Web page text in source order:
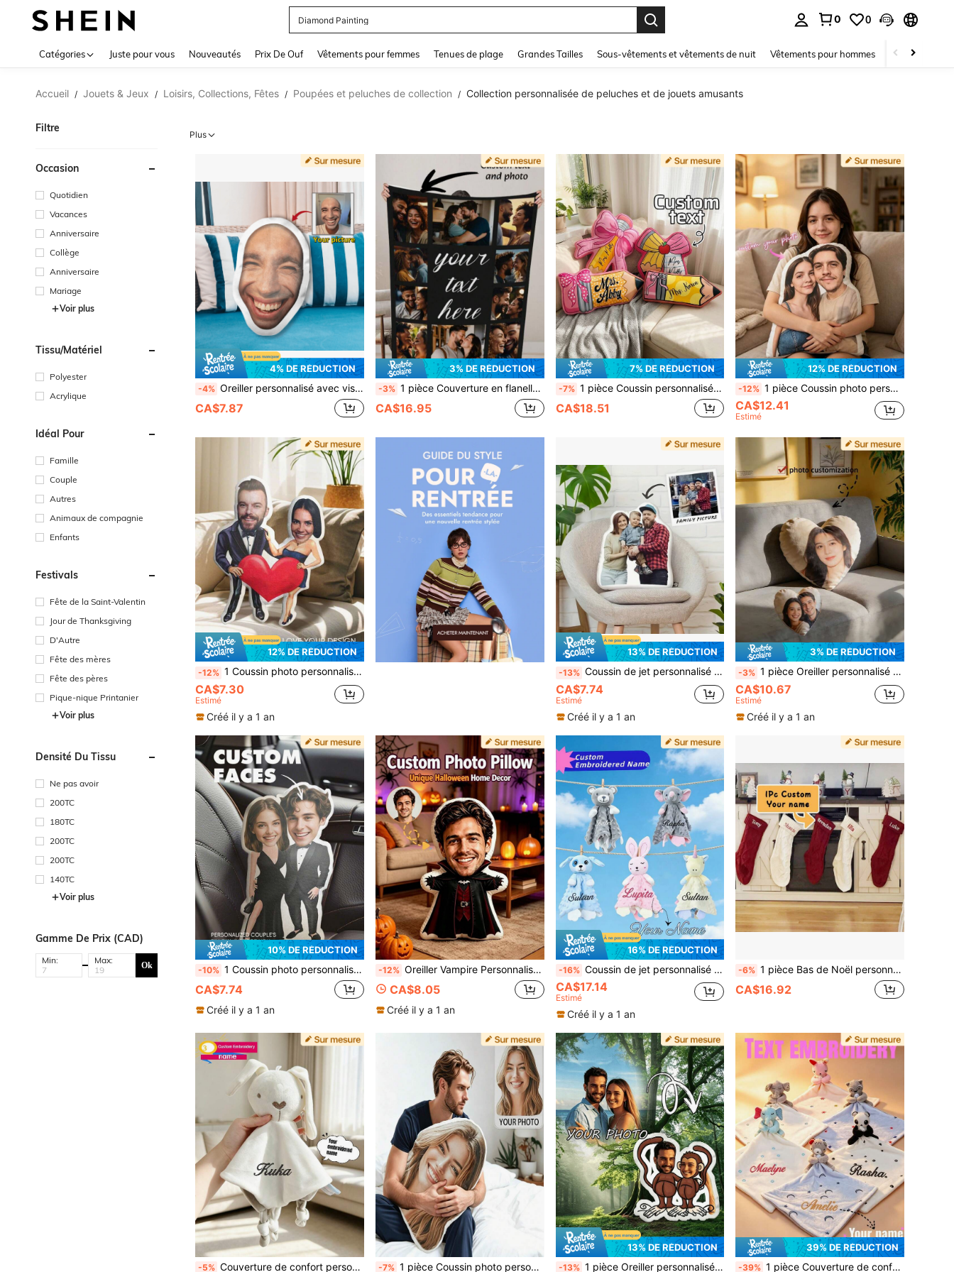
Blouse Femme Chic
0 0
Catégories Juste pour vous Nouveautés Prix De Ouf Vêtements pour femmes Tenues de plage Grandes Tailles Sous-vêtements et vêtements de nuit Vêtements pour hommes Enfants
Accueil / Jouets & Jeux / Loisirs, Collections, Fêtes / Poupées et peluches de collection / Collection personnalisée de peluches et de jouets amusants
Filtre
Occasion
Quotidien
Vacances
Anniversaire
Collège
Anniversaire
Mariage
Voir plus
Tissu/matériel
Polyester
Acrylique
Idéal Pour
Famille
Couple
Autres
Animaux de compagnie
Enfants
Festivals
Fête de la Saint-Valentin
Jour de Thanksgiving
D'Autre
Fête des mères
Fête des pères
Pique-nique Printanier
Voir plus
Densité Du Tissu
Ne pas avoir
200TC
180TC
200TC
200TC
140TC
Voir plus
Gamme De Prix (CAD)
Min: Max: Ok
Plus
4% DE RÉDUCTION
-4% Oreiller personnalisé avec visage - Cet oreiller photo personnalisé et humoristique présente un portrait réaliste et est le cadeau amusant parfait pour les anniversaires, la Saint-Valentin, Noël, Halloween et Thanksgiving. Disponible en plusieurs tailles, il peut être utilisé comme oreiller décoratif ou personnalisé avec des portraits d'animaux de compagnie et des portraits personnalisés, ce qui en fait un cadeau véritablement divertissant.
CA$7.87
3% DE RÉDUCTION
-3% 1 pièce Couverture en flanelle personnalisée avec plusieurs photos, noms et images personnalisés, couverture photo imprimée HD personnalisée, personnalisez votre texte, couverture commémorative, excellent cadeau de fête réutilisable, cadeaux personnalisés exquis pour enfants, cadeaux idéaux pour lui, elle, la famille, les amis, les enfants, les étudiants pour l'automne/l'hiver. Couverture personnalisée adorable, colorée, amusante, personnalisée, unique, idéale pour elle, collection de peluches et de peluches personnalisées, chic de rue décontracté, mini-trucs
CA$16.95
7% DE RÉDUCTION
-7% 1 pièce Coussin personnalisé ludique avec nom d'enseignant, coussin décoratif personnalisé, cadeau d'appréciation pour enseignant, coussin de décoration pour la maison, coussin décoratif pour le canapé du bureau de l'enseignant, cadeau de bienvenue pour nouvel enseignant, cadeau pour la fête des enseignants, rentrée scolaire, accessoire essentiel pour la salle de classe
CA$18.51
12% DE RÉDUCTION
-12% 1 pièce Coussin photo personnalisé, coussin photo de couple personnalisé avec votre photo, cadeau souvenir fait main, cadeau d'anniversaire ou de la Saint-Valentin, décoration romantique de mariage ou de fiançailles, accent de chambre à coucher ou de salon, surprise d'anniversaire pour lui ou elle, cadeau cocooning pour la maison, coussin souvenir familial, décoration de maison personnalisée
CA$12.41
Estimé
12% DE RÉDUCTION
-12% 1 Coussin photo personnalisé DIY pour canapé, chambre, décoration de la maison, commémoration pour couple, parent-enfant, animal de compagnie, Fête des Pères, Fête des Mères, Halloween, Saint-Valentin, Thanksgiving, Pâques, Poisson d'Avril, cadeau unique et amusant
CA$7.30
Estimé
Créé il y a 1 an
13% DE RÉDUCTION
-13% Coussin de jet personnalisé en forme de photo, coussin de style dessin animé moderne, lavable à la main, utilisable toute l'année, convient pour la maison, la voiture, le lit, la décoration de canapé - Cadeau de Noël unique pour la famille et les amis
CA$7.74
Estimé
Créé il y a 1 an
3% DE RÉDUCTION
-3% 1 pièce Oreiller personnalisé double face, coussin de lancer avec impression de visage personnalisée avec image personnalisée, cadeau idéal pour la décoration de voiture, anniversaire, fête des mères, Halloween, Noël, Pâques, mariage, fête des pères, Thanksgiving, Saint-Valentin
CA$10.67
Estimé
Créé il y a 1 an
10% DE RÉDUCTION
-10% 1 Coussin photo personnalisé DIY pour canapé, chambre et décoration de la maison, cadeau unique et amusant pour couple, parent-enfant, animal de compagnie, commémoration, Fête des Pères, Fête des Mères, Halloween, Saint-Valentin, Thanksgiving, Pâques, Poisson d'avril
CA$7.74
Créé il y a 1 an
-12% Oreiller Vampire Personnalisé avec Photo du Visage, Poupée en Peluche de Forme Humaine Personnalisée, Coussin de Jet Personnalisé avec Visage DIY, Cadeau Unique pour Halloween, Noël, Saint-Valentin, Fête des Mères, Fête des Pères, Anniversaire, Thanksgiving, Décoration et Ornement de Fête pour la Maison
CA$8.05
Créé il y a 1 an
16% DE RÉDUCTION
-16% Coussin de jet personnalisé avec nom/lettre brodé, couverture de confort en forme d'animal, couverture de confort animal mignonne personnalisée avec anneau de dentition en silicone, couverture de confort animal avec nom imprimé, couverture personnalisable, couverture de confort avec motif de nom brodé, cadeau personnalisé pour enfants, cadeau de baptême, cadeau de premier anniversaire, cadeau de compagnon de confort, cadeau pour nouvelles mamans, convient pour les ensembles de cadeaux de fête
CA$17.14
Estimé
Créé il y a 1 an
-6% 1 pièce Bas de Noël personnalisé, personnalisé avec votre nom et pendentifs, déguisement de jouets, cadeaux de jouets, décorations de maison, cadeaux de Noël, personnages de renne de Noël, décorations de fête de famille de Noël, décorations de scène, décorations de festival, décorations de maison, décorations de couloir, décorations de bureau
CA$16.92
-5% Couverture de confort personnalisée avec nom brodé et lettre personnalisée, tissu doux et agréable pour la peau, peut être utilisée comme serviette de confort, oreiller de confort et petite couverture de confort. Design à nœuds aux quatre coins pour une prise en main et une mastication faciles, ruban latéral coloré pour une perception tactile riche, exerçant pleinement le développement sensoriel. Forme mignonne, fabrication robuste, lavable, cadeau parfait pour la pleine lune, 100 jours, 1er anniversaire, baptême, vacances, nouvelle maman, future maman. -7% 1 pièce Coussin photo personnalisé et personnalisé, décoration de canapé, chambre, maison, vacances, couple, parent-enfant, animal de compagnie, mémorial, Fête des Pères, Fête des Mères, Halloween, Noël, Saint-Valentin, Thanksgiving, Pâques, Poisson d'Avril, cadeau unique et amusant pour enfants
13% DE RÉDUCTION
-13% 1 pièce Oreiller personnalisé en forme de singe - Personnalisation photo personnalisée, cadeau idéal pour le petit ami, la petite amie, le papa, la maman, la famille et les amis | Parfait pour la décoration intérieure - canapé, lit, voiture, salon de thé, chambre à coucher
39% DE RÉDUCTION
-39% 1 pièce Couverture de confort animal personnalisable avec nom brodé, 4 designs d'animaux mignons au choix, tissu doux et respectueux de la peau, développe la reconnaissance visuelle et les compétences motrices fines. Peut broder un nom exclusif, une année, créant un cadeau fait main unique. Convient aux nouvelles mamans, femmes enceintes, baptême, anniversaire, Noël, Halloween, décoration de lit de dortoir, décoration de table de fête, parfait pour les meilleurs amis, partenaires, famille, enfants, camarades de classe, cadeau personnalisé de niche chaleureux.